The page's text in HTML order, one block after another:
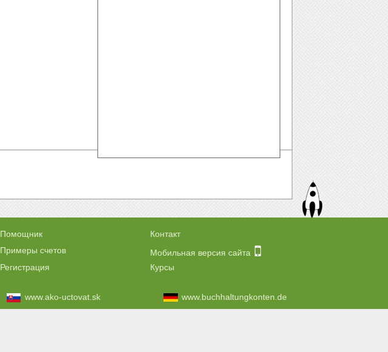
Помощник
Контакт
Примеры счетов
Мобильная версия сайта
Регистрация Курсы
www.ako-uctovat.sk
www.buchhaltungkonten.de